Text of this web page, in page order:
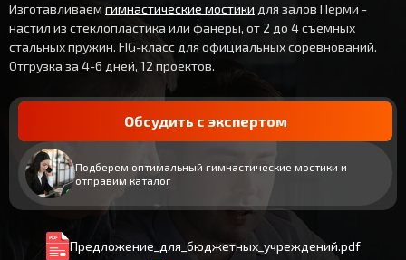
Изготавливаем гимнастические мостики для залов Перми -
настил из стеклопластика или фанеры, от 2 до 4 съёмных
стальных пружин. FIG-класс для официальных соревнований.
Отгрузка за 4-6 дней, 12 проектов.
Обсудить с экспертом
Подберем оптимальный гимнастические мостики и
отправим каталог
Предложение_для_бюджетных_учреждений.pdf